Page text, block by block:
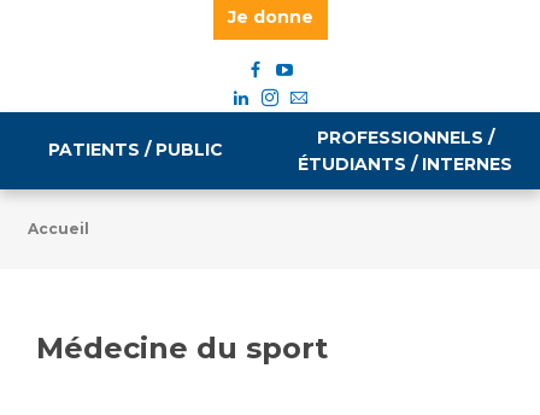
Je donne
PATIENTS / PUBLIC
Tarifs
PROFESSIONNELS /
ÉTUDIANTS / INTERNES
Emploi / formation
Accueil
Médecine du sport